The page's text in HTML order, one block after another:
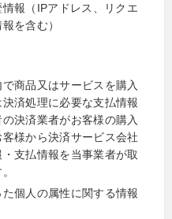
報（IPアドレス、リクエ
を含む）
商品又はサービスを購入
済処理に必要な支払情報
決済業者がお客様の購入
様から決済サービス会社
支払情報を当事業者が取
個人の属性に関する情報